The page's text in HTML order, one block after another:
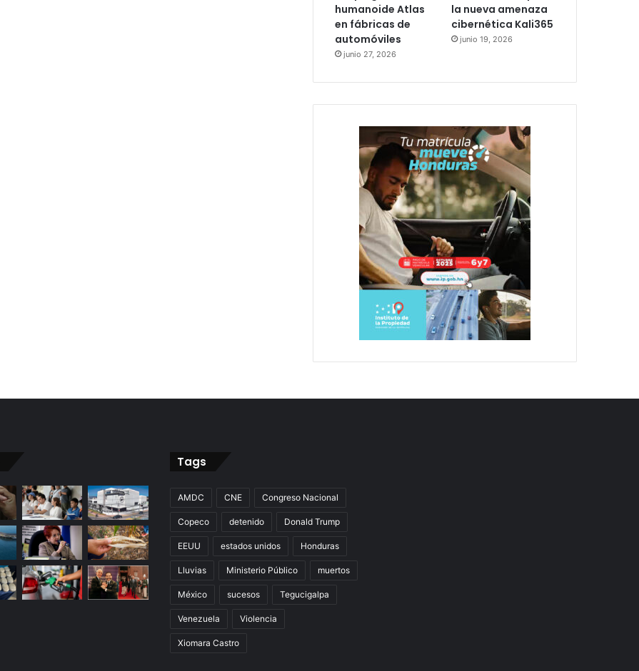
humanoide Atlas
en fábricas de
automóviles
junio 27, 2026
la nueva amenaza
cibernética Kali365
junio 19, 2026
Tags
AMDC CNE Congreso Nacional
Copeco detenido Donald Trump
EEUU estados unidos Honduras
Lluvias Ministerio Público muertos
México sucesos Tegucigalpa
Venezuela Violencia
Xiomara Castro